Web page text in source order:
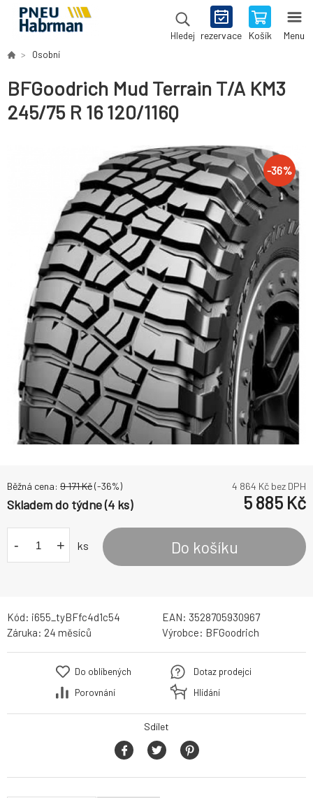
Hledej rezervace Košík Menu
Osobní
BFGoodrich Mud Terrain T/A KM3
245/75 R 16 120/116Q
-36%
Běžná cena: 9 171Kč(-36%) 4 864 Kč bez DPH
Skladem do týdne (4 ks) 5 885 Kč
- + ks Do košíku
Kód: i655_tyBFfc4d1c54 EAN: 3528705930967
Záruka: 24 měsíců Výrobce: BFGoodrich
Do oblíbených
Porovnání
Dotaz prodejci
Hlídání
Sdílet